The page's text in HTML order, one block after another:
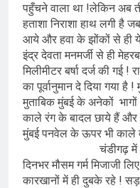
पहुँचने वाला था !लेकिन अब
हताशा निराशा हाथ लगी है
आये और हवा के झोंकों से ही ये
इंद्र देवता मनमर्जी से ही
मिलीमीटर बर्षा दर्ज की गई !
का पूर्वानुमान दे दिया गया
मुताबिक मुंबई के अनेकों
काले रंग के बादल छाये हैं और
मुंबई पनवेल के ऊपर भी काले
चंडीगढ़ में भी
दिनभर मौसम गर्म मिजाजी
कारखानों में ही दुबके रहे !